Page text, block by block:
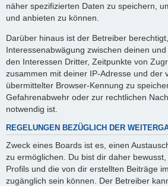
näher spezifizierten Daten zu speichern,
und anbieten zu können.
Darüber hinaus ist der Betreiber
Interessenabwägung zwischen deinen
den Interessen Dritter, Zeitpunkte von
zusammen mit deiner IP-Adresse und der
übermittelter Browser-Kennung zu
Gefahrenabwehr oder zur rechtlichen
notwendig ist.
REGELUNGEN BEZÜGLICH DER
Zweck eines Boards ist es, einen
zu ermöglichen. Du bist dir daher
Profils und die von dir erstellten Beiträge
zugänglich sein können. Der Betreiber